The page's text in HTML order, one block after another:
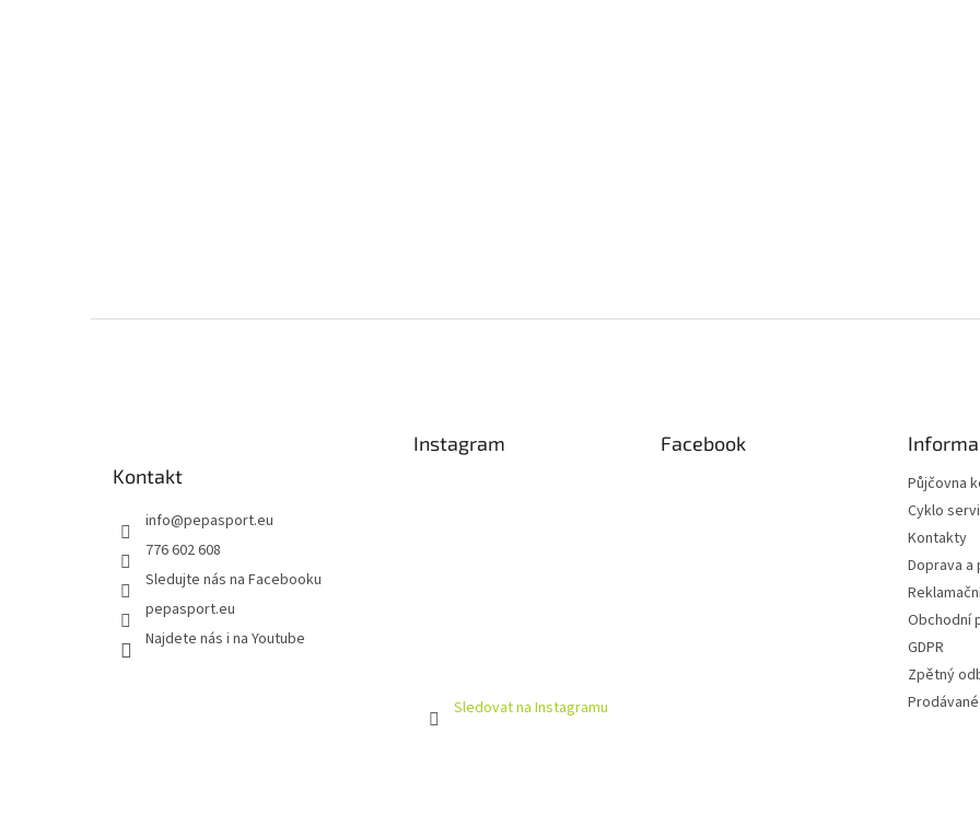
Kontakt
info@pepasport.eu
776 602 608
Sledujte nás na Facebooku
pepasport.eu
Najdete nás i na Youtube
Instagram
Sledovat na Instagramu
Facebook
Půjčovna
Cyklo
Kontakty
Doprava a
Obchodní
GDPR
Zpětný